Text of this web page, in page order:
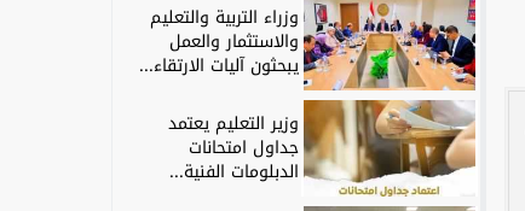
وزراء التربية والتعليم
والاستثمار والعمل
يبحثون آليات الارتقاء...
وزير التعليم يعتمد
جداول امتحانات
الدبلومات الفنية...